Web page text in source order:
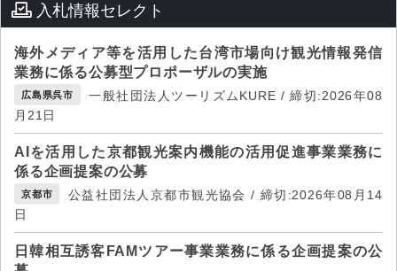
入札情報セレクト
海外メディア等を活用した台湾市場向け観光情報発信
業務に係る公募型プロポーザルの実施
広島県呉市
一般社団法人ツーリズムKURE / 締切:2026年08
月21日
AIを活用した京都観光案内機能の活用促進事業業務に
係る企画提案の公募
京都市
公益社団法人京都市観光協会 / 締切:2026年08月14
日
日韓相互誘客FAMツアー事業業務に係る企画提案の公